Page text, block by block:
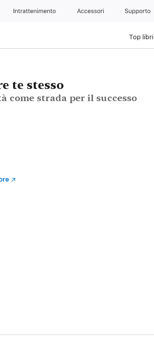
Intrattenimento Accessori Supporto
Top libri
te stesso
come strada per il successo